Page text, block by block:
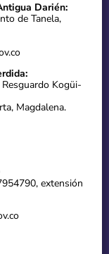
Darién:
de Tanela,
Kogüi-
Magdalena.
extensión